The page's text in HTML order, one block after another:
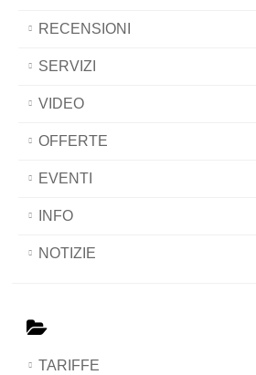
RECENSIONI
SERVIZI
VIDEO
OFFERTE
EVENTI
INFO
NOTIZIE
TARIFFE